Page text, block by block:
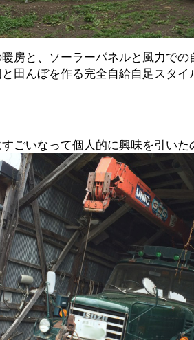
房と、ソーラーパネルと風力での
田んぼを作る完全自給自足スタ
ごいなって個人的に興味を引いた